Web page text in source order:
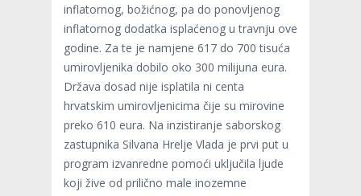
inflatornog, božićnog, pa do ponovljenog
inflatornog dodatka isplaćenog u travnju ove
godine. Za te je namjene 617 do 700 tisuća
umirovljenika dobilo oko 300 milijuna eura.
Država dosad nije isplatila ni centa
hrvatskim umirovljenicima čije su mirovine
preko 610 eura. Na inzistiranje saborskog
zastupnika Silvana Hrelje Vlada je prvi put u
program izvanredne pomoći uključila ljude
koji žive od prilično male inozemne